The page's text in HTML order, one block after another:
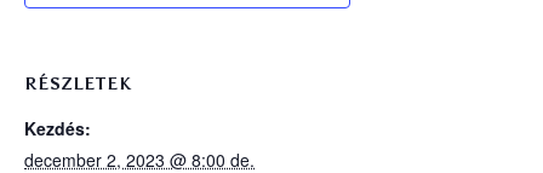
RÉSZLETEK
Kezdés:
december 2, 2023 @ 8:00 de.